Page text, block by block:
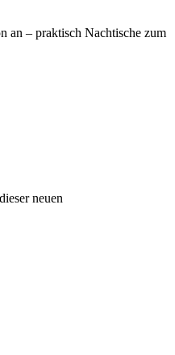
an – praktisch Nachtische zum
neuen